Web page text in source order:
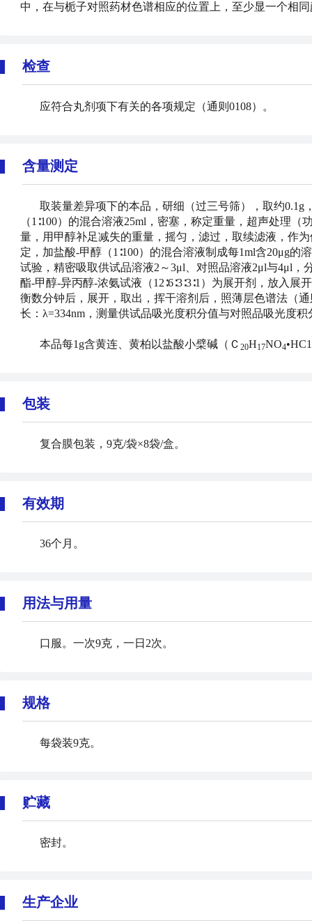
中，在与栀子对照药材色谱相应的位置上，至少显一个相
检查
应符合丸剂项下有关的各项规定（通则0108）。
含量测定
取装量差异项下的本品，研细（过三号筛），取约
（1∶100）的混合溶液25ml，密塞，称定重量，超声处理
量，用甲醇补足减失的重量，摇匀，滤过，取续滤液，作
定，加盐酸-甲醇（1∶100）的混合溶液制成每1ml含20μg
试验，精密吸取供试品溶液2～3μl、对照品溶液2μl与4μl
酯-甲醇-异丙醇-浓氨试液（12∶6∶3∶3∶1）为展开剂，放入
衡数分钟后，展开，取出，挥干溶剂后，照薄层色谱法（
长：λ=334nm，测量供试品吸光度积分值与对照品吸光度
本品每1g含黄连、黄柏以盐酸小檗碱（Ｃ20H17NO4
包装
复合膜包装，9克/袋×8袋/盒。
有效期
36个月。
用法与用量
口服。一次9克，一日2次。
规格
每袋装9克。
贮藏
密封。
生产企业